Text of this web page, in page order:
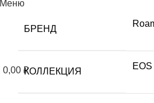
Меню
0,00 ₽
БРЕНД
КОЛЛЕКЦИЯ